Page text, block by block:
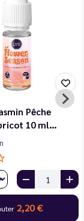
Pêche
10 ml…
2,20 €